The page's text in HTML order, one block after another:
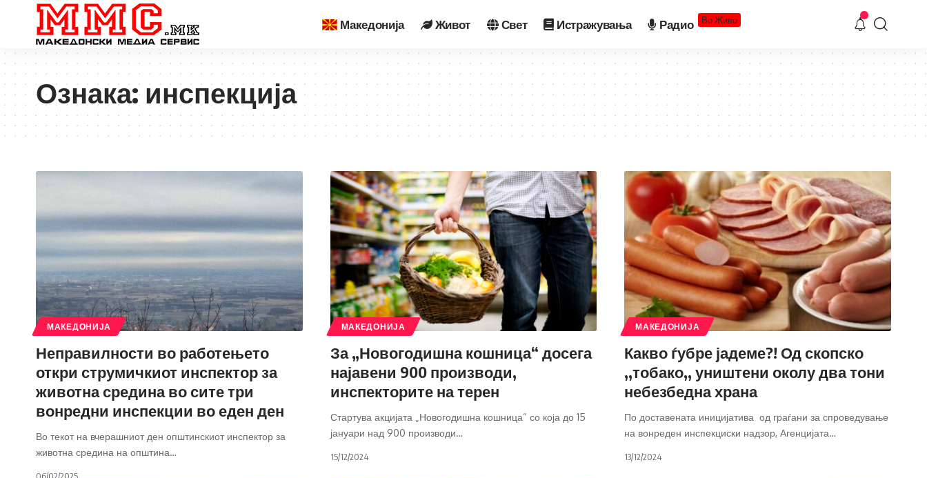
Македонија Живот Свет Истражувања Радио Во Живо
Ознака:инспекција
МАКЕДОНИЈА
Неправилности во работењето
откри струмичкиот инспектор за
животна средина во сите три
вонредни инспекции во еден ден
Во текот на вчерашниот ден општинскиот инспектор за
животна средина на општина…
МАКЕДОНИЈА
За „Новогодишна кошница“ досега
најавени 900 производи,
инспекторите на терен
Стартува акцијата „Новогодишна кошница“ со која до 15
јануари над 900 производи…
15/12/2024
МАКЕДОНИЈА
Какво ѓубре јадеме?! Од скопско
,,тобако,, уништени околу два тони
небезбедна храна
По доставената иницијатива од граѓани за спроведување
на вонреден инспекциски надзор, Агенцијата…
13/12/2024